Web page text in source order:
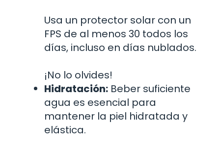
Usa un protector solar con un
FPS de al menos 30 todos los
días, incluso en días nublados.
¡No lo olvides!
Hidratación: Beber suficiente
agua es esencial para
mantener la piel hidratada y
elástica.